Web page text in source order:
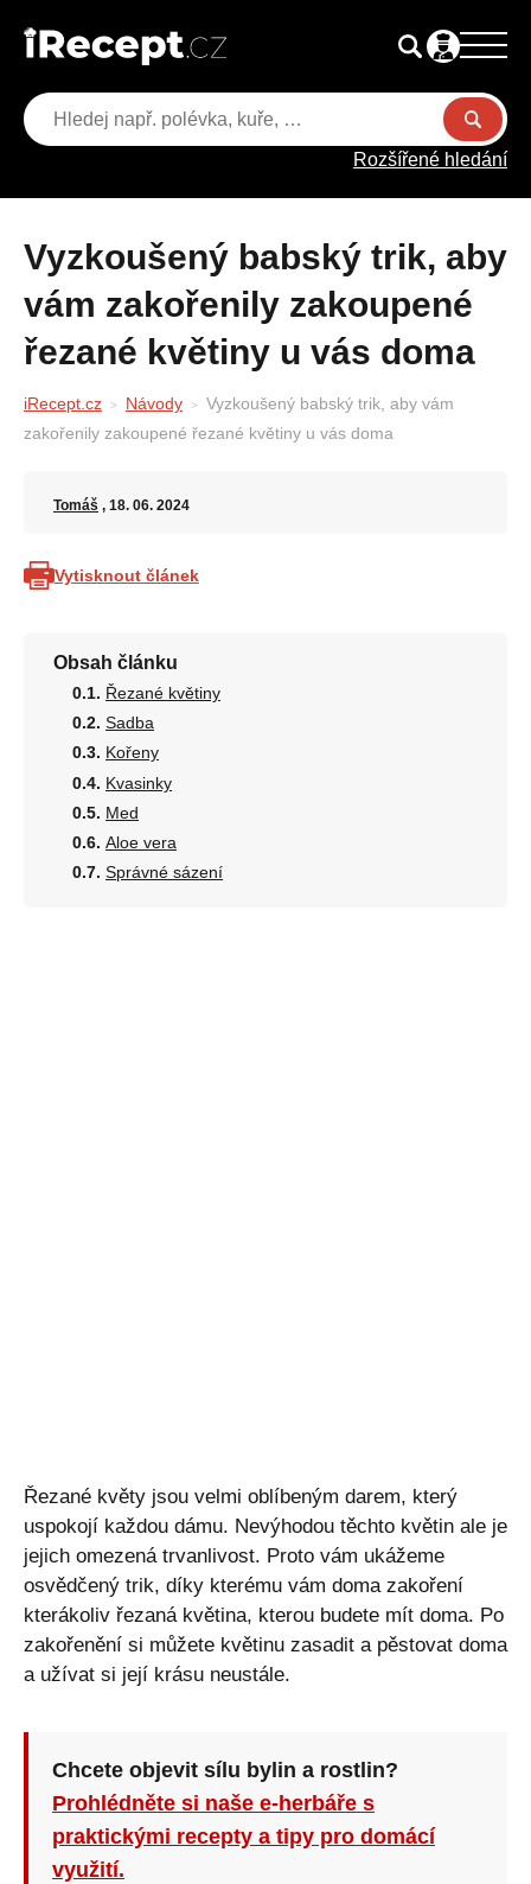
Rozšířené hledání
Vyzkoušený babský trik, aby
vám zakořenily zakoupené
řezané květiny u vás doma
iRecept.cz Návody
Vyzkoušený babský trik, aby vám
zakořenily zakoupené řezané květiny u vás doma
Tomáš , 18. 06. 2024
Vytisknout článek
Obsah článku
Řezané květiny
Sadba
Kořeny
Kvasinky
Med
Aloe vera
Správné sázení
Řezané květy jsou velmi oblíbeným darem, který
uspokojí každou dámu. Nevýhodou těchto květin ale je
jejich omezená trvanlivost. Proto vám ukážeme
osvědčený trik, díky kterému vám doma zakoření
kterákoliv řezaná květina, kterou budete mít doma. Po
zakořenění si můžete květinu zasadit a pěstovat doma
a užívat si její krásu neustále.
Chcete objevit sílu bylin a rostlin?
Prohlédněte si naše e-herbáře s
praktickými recepty a tipy pro domácí
využití.